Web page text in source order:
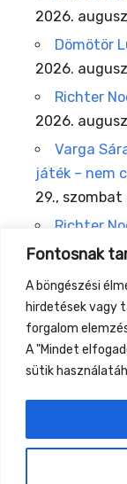
Fontosnak
A böngészési
hirdetések vagy
forgalom
A "Mindet
sütik
2026.
Dömötör
2026.
Richter
2026.
Varga
játék – nem
29., szombat
Richter
2026.
készítés
vasárnap -
Previous
Gyüttment